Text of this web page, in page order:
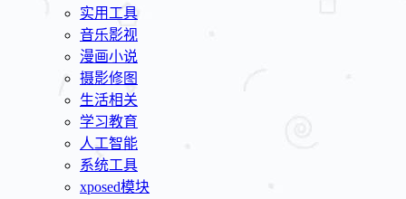
实用工具
音乐影视
漫画小说
摄影修图
生活相关
学习教育
人工智能
系统工具
xposed模块